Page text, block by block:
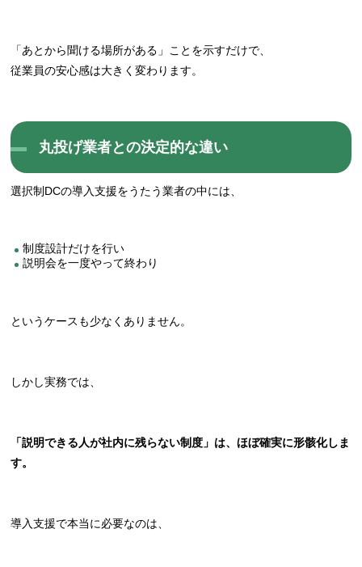
「あとから聞ける場所がある」ことを示すだけで、
従業員の安心感は大きく変わります。
丸投げ業者との決定的な違い
選択制DCの導入支援をうたう業者の中には、
制度設計だけを行い
説明会を一度やって終わり
というケースも少なくありません。
しかし実務では、
「説明できる人が社内に残らない制度」は、ほぼ確実に形骸化しま
す。
導入支援で本当に必要なのは、